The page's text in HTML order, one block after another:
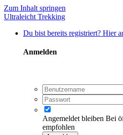
Zum Inhalt springen
Ultraleicht Trekking
Du bist bereits registriert? Hier
Anmelden
Angemeldet bleiben Bei
empfohlen